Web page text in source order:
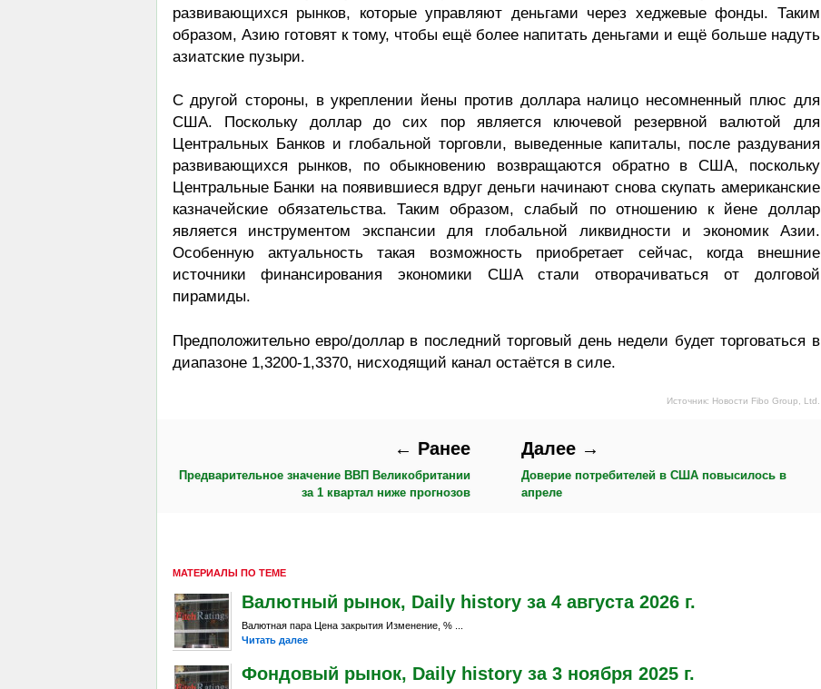
развивающихся рынков, которые управляют деньгами через хеджевые фонды. Таким
образом, Азию готовят к тому, чтобы ещё более напитать деньгами и ещё больше надуть
азиатские пузыри.
С другой стороны, в укреплении йены против доллара налицо несомненный плюс для
США. Поскольку доллар до сих пор является ключевой резервной валютой для
Центральных Банков и глобальной торговли, выведенные капиталы, после раздувания
развивающихся рынков, по обыкновению возвращаются обратно в США, поскольку
Центральные Банки на появившиеся вдруг деньги начинают снова скупать американские
казначейские обязательства. Таким образом, слабый по отношению к йене доллар
является инструментом экспансии для глобальной ликвидности и экономик Азии.
Особенную актуальность такая возможность приобретает сейчас, когда внешние
источники финансирования экономики США стали отворачиваться от долговой
пирамиды.
Предположительно евро/доллар в последний торговый день недели будет торговаться в
диапазоне 1,3200-1,3370, нисходящий канал остаётся в силе.
Источник: Новости Fibo Group, Ltd.
← Ранее
Предварительное значение ВВП Великобритании
за 1 квартал ниже прогнозов
Далее →
Доверие потребителей в США повысилось в
апреле
МАТЕРИАЛЫ ПО ТЕМЕ
Валютный рынок, Daily history за 4 августа 2026 г.
Валютная пара Цена закрытия Изменение, % ...
Читать далее
Фондовый рынок, Daily history за 3 ноября 2025 г.